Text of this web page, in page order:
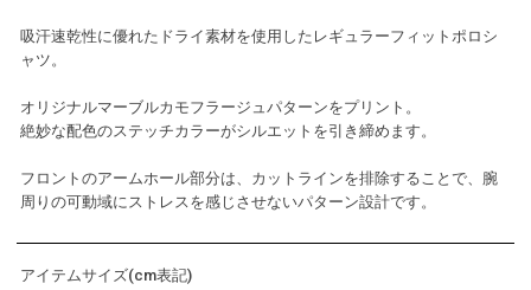
吸汗速乾性に優れたドライ素材を使用したレギュラーフィットポロシ
ャツ。
オリジナルマーブルカモフラージュパターンをプリント。
絶妙な配色のステッチカラーがシルエットを引き締めます。
フロントのアームホール部分は、カットラインを排除することで、腕
周りの可動域にストレスを感じさせないパターン設計です。
アイテムサイズ(cm表記)